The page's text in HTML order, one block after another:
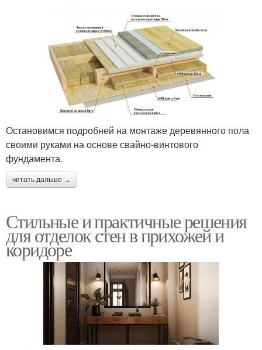
Остановимся подробней на монтаже деревянного пола
своими руками на основе свайно-винтового
фундамента.
читать дальше →
Стильные и практичные решения
для отделок стен в прихожей и
коридоре